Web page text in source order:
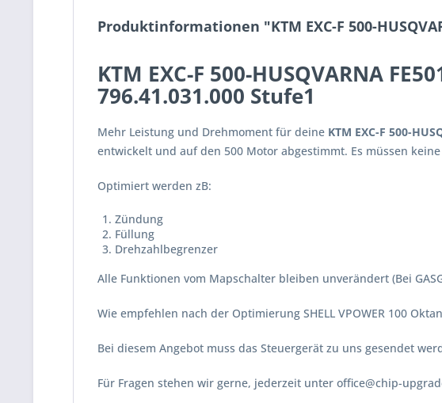
Produktinformationen "KTM EXC-F 500-
KTM EXC-F 500-HUSQVARNA
796.41.031.000 Stufe1
Mehr Leistung und Drehmoment für deine KTM EXC-F 500-
entwickelt und auf den 500 Motor abgestimmt. Es müssen
Optimiert werden zB:
Zündung
Füllung
Drehzahlbegrenzer
Alle Funktionen vom Mapschalter bleiben unverändert (Bei
Wie empfehlen nach der Optimierung SHELL VPOWER 100
Bei diesem Angebot muss das Steuergerät zu uns gesendet
Für Fragen stehen wir gerne, jederzeit unter office@chip-